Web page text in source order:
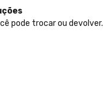
pode trocar ou devolver.